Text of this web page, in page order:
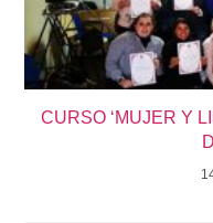
CURSO ‘MUJER Y